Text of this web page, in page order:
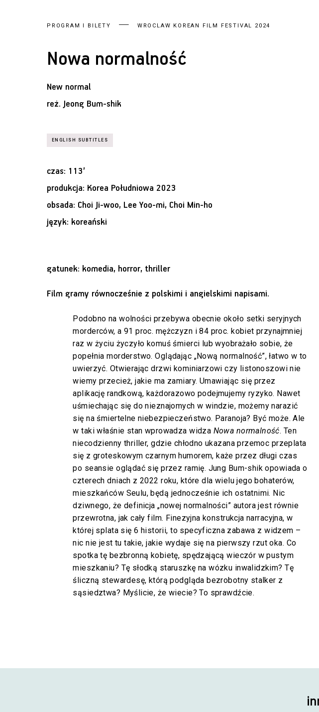
PROGRAM I BILETY WROCLAW KOREAN FILM FESTIVAL 2024
Nowa normalność
New normal
reż. Jeong Bum-shik
czas: 113’
produkcja: Korea Południowa 2023
obsada: Choi Ji-woo, Lee Yoo-mi, Choi Min-ho
język: koreański
gatunek: komedia, horror, thriller
Film gramy równocześnie z polskimi i angielskimi napisami.
Podobno na wolności przebywa obecnie około setki seryjnych
morderców, a 91 proc. mężczyzn i 84 proc. kobiet przynajmniej
raz w życiu życzyło komuś śmierci lub wyobrażało sobie, że
popełnia morderstwo. Oglądając „Nową normalność”, łatwo w to
uwierzyć. Otwierając drzwi kominiarzowi czy listonoszowi nie
wiemy przecież, jakie ma zamiary. Umawiając się przez
aplikację randkową, każdorazowo podejmujemy ryzyko. Nawet
uśmiechając się do nieznajomych w windzie, możemy narazić
się na śmiertelne niebezpieczeństwo. Paranoja? Być może. Ale
w taki właśnie stan wprowadza widza Nowa normalność. Ten
niecodzienny thriller, gdzie chłodno ukazana przemoc przeplata
się z groteskowym czarnym humorem, każe przez długi czas
po seansie oglądać się przez ramię. Jung Bum-shik opowiada o
czterech dniach z 2022 roku, które dla wielu jego bohaterów,
mieszkańców Seulu, będą jednocześnie ich ostatnimi. Nic
dziwnego, że definicja „nowej normalności” autora jest równie
przewrotna, jak cały film. Finezyjna konstrukcja narracyjna, w
której splata się 6 historii, to specyficzna zabawa z widzem –
nic nie jest tu takie, jakie wydaje się na pierwszy rzut oka. Co
spotka tę bezbronną kobietę, spędzającą wieczór w pustym
mieszkaniu? Tę słodką staruszkę na wózku inwalidzkim? Tę
śliczną stewardesę, którą podgląda bezrobotny stalker z
sąsiedztwa? Myślicie, że wiecie? To sprawdźcie.